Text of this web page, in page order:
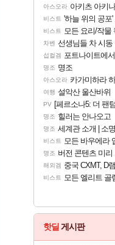
아스오라 아키츠 아키나 성
비스트 '하늘 위의 공포
비스트 모든 요리/작물 책 획득 위치
차벤 선생님들 차 시동 끌
섭컬겜 포트나이트에서 명일방주
명조 명조
아스오라 카가미하라 하루 성
여행 설악산 울산바위
PV [페르소나5: 더 팬텀 X] 괴도 영
명조 힐러는 안나오고
명조 세계관 소개 | 소
비스트 모든 바우에라 업그레이드 아
명조 버전 콘텐츠 미리 보기 | 3.6 버전 「신기루 속 등불 그림자, 속
해외겜 중국 CXMT, D램 매출 점
비스트 모든 엘리트 골렘 위치
핫딜 게시판